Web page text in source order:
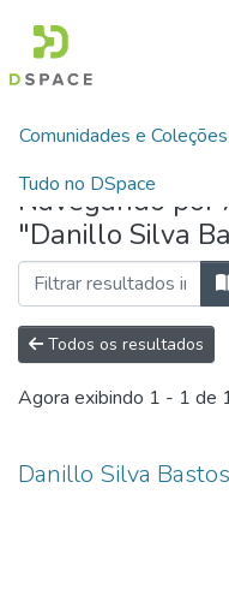
Comunidades e Coleções
Tudo no DSpace
Início Pesquisar por
Navegando por
"Danillo Silva
Todos os resultados
Agora exibindo 1 - 1 de
Danillo Silva Bastos